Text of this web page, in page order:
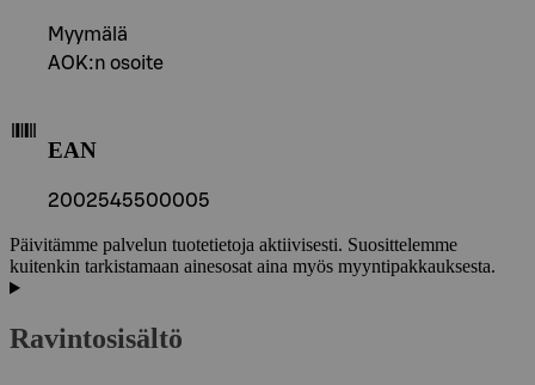
Myymälä
AOK:n osoite
EAN
2002545500005
Päivitämme palvelun tuotetietoja aktiivisesti. Suosittelemme
kuitenkin tarkistamaan ainesosat aina myös myyntipakkauksesta.
Ravintosisältö